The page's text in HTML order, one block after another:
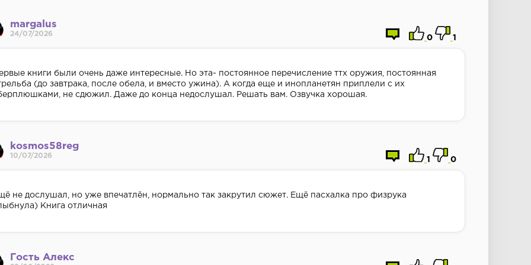
margalus
24/07/2026
0 1
книги были очень даже интересные. Но эта- постоянное перечисление ттх оружия, постоянная
(до завтрака, после обела, и вместо ужина). А когда еще и инопланетян приплели с их
не сдюжил. Даже до конца недослушал. Решать вам. Озвучка хорошая.
kosmos58reg
10/07/2026
1 0
не дослушал, но уже впечатлён, нормально так закрутил сюжет. Ещё пасхалка про физрука
Книга отличная
Гость Алекс